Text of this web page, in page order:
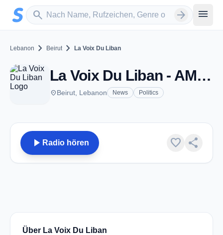
Zum Hauptinhalt springen
search
Sender suchen arrow_forward menu
Lebanon chevron_right Beirut chevron_right La Voix Du Liban
La Voix Du Liban - AM 873 - Beirut
placeBeirut, Lebanon News Politics
play_arrow Radio hören favorite share
Über La Voix Du Liban